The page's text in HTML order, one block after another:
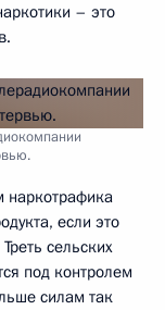
– это
наркотрафика
если это
сельских
под контролем
силам так